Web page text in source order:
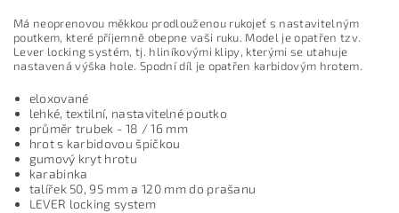
Má neoprenovou měkkou prodlouženou rukojeť s nastavitelným
poutkem, které příjemně obepne vaši ruku. Model je opatřen tzv.
Lever locking systém, tj. hliníkovými klipy, kterými se utahuje
nastavená výška hole. Spodní díl je opatřen karbidovým hrotem.
eloxované
lehké, textilní, nastavitelné poutko
průměr trubek - 18 / 16 mm
hrot s karbidovou špičkou
gumový kryt hrotu
karabinka
talířek 50, 95 mm a 120 mm do prašanu
LEVER locking system